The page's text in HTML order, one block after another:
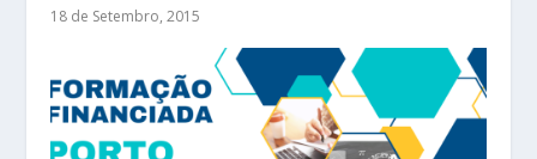
18 de Setembro, 2015